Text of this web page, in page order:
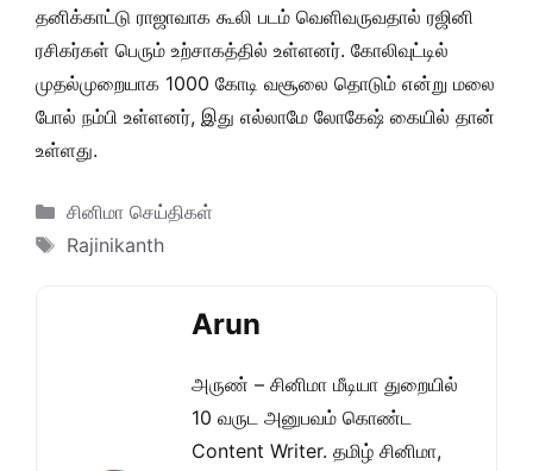
தனிக்காட்டு ராஜாவாக கூலி படம் வெளிவருவதால் ரஜினி
ரசிகர்கள் பெரும் உற்சாகத்தில் உள்ளனர். கோலிவுட்டில்
முதல்முறையாக 1000 கோடி வசூலை தொடும் என்று மலை
போல் நம்பி உள்ளனர், இது எல்லாமே லோகேஷ் கையில் தான்
உள்ளது.
Categories
சினிமா செய்திகள்
Tags
Rajinikanth
Arun
அருண் – சினிமா மீடியா துறையில்
10 வருட அனுபவம் கொண்ட
Content Writer. தமிழ் சினிமா,